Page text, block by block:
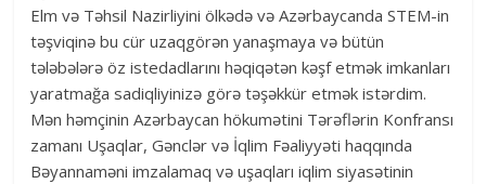
Elm və Təhsil Nazirliyini ölkədə və Azərbaycanda STEM-in
təşviqinə bu cür uzaqgörən yanaşmaya və bütün
tələbələrə öz istedadlarını həqiqətən kəşf etmək imkanları
yaratmağa sadiqliyinizə görə təşəkkür etmək istərdim.
Mən həmçinin Azərbaycan hökumətini Tərəflərin Konfransı
zamanı Uşaqlar, Gənclər və İqlim Fəaliyyəti haqqında
Bəyannaməni imzalamaq və uşaqları iqlim siyasətinin